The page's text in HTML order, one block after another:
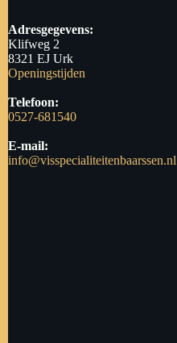
Adresgegevens:
Klifweg 2
8321 EJ Urk
Openingstijden
Telefoon:
0527-681540
E-mail:
info@visspecialiteitenbaarssen.nl